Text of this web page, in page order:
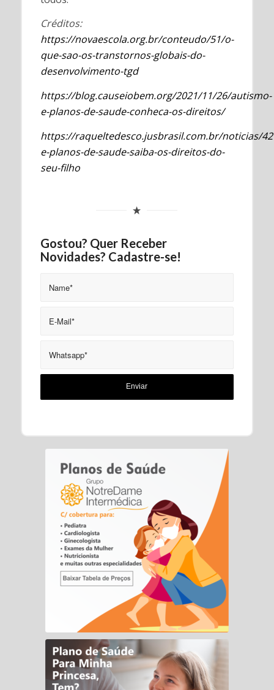
Créditos:
https://novaescola.org.br/conteudo/51/o-
que-sao-os-transtornos-globais-do-
desenvolvimento-tgd
https://blog.causeiobem.org/2021/11/26/autismo-
e-planos-de-saude-conheca-os-direitos/
https://raqueltedesco.jusbrasil.com.br/noticias/
e-planos-de-saude-saiba-os-direitos-do-
seu-filho
Gostou? Quer Receber
Novidades? Cadastre-se!